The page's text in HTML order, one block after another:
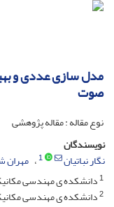
مدل سازی عددی و
صوت
نوع مقاله : مقاله پژوهشی
نویسندگان
نگار نباتیان
1 مهران
1دانشکده ی مهندسی
2دانشکده ی مهندسی